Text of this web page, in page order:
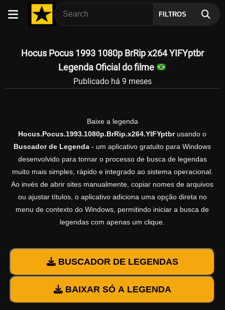
FILTROS
Hocus Pocus 1993 1080p BrRip x264 YIFYptbr
Legenda Oficial do filme
Publicado há 9 meses
Baixe a legenda
Hocus.Pocus.1993.1080p.BrRip.x264.YIFYptbrusando o
Buscador de Legenda - um aplicativo gratuito para Windows
desenvolvido para tornar o processo de busca de legendas
muito mais simples, rápido e integrado ao sistema operacional.
Ao invés de abrir sites manualmente, copiar nomes de arquivos
ou ajustar títulos, o aplicativo adiciona uma opção direta no
menu de contexto do Windows, permitindo iniciar a busca de
legendas com apenas um clique.
BUSCADOR DE LEGENDAS
BAIXAR SÓ A LEGENDA